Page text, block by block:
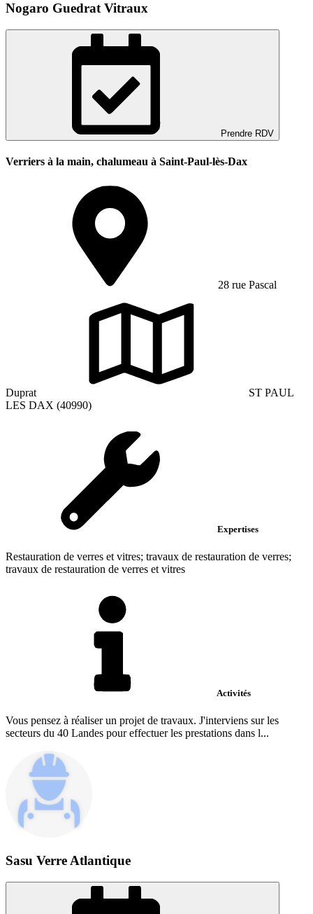
Nogaro Guedrat Vitraux
Prendre RDV
Verriers à la main, chalumeau à Saint-Paul-lès-Dax
28 rue Pascal
Duprat
ST PAUL
LES DAX (40990)
Expertises
Restauration de verres et vitres; travaux de restauration de verres;
travaux de restauration de verres et vitres
Activités
Vous pensez à réaliser un projet de travaux. J'interviens sur les
secteurs du 40 Landes pour effectuer les prestations dans l...
Sasu Verre Atlantique